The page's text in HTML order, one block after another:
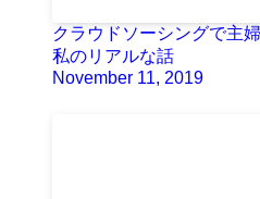
クラウドソーシングで主
私のリアルな話
November 11, 2019